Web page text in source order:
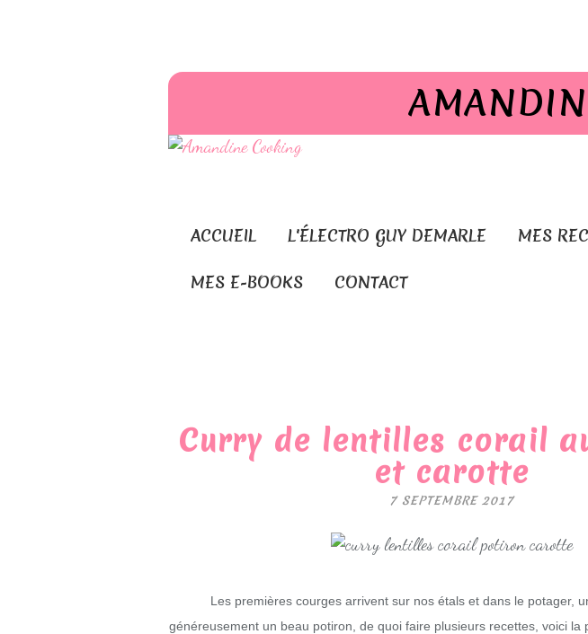
ACCUEIL L'ÉLECTRO GUY DEMARLE MES
MES E-BOOKS CONTACT
Curry de lentilles corail
et carotte
7 SEPTEMBRE 2017
Les premières courges arrivent sur nos étals et dans le potager,
généreusement un beau potiron, de quoi faire plusieurs recettes, voici la